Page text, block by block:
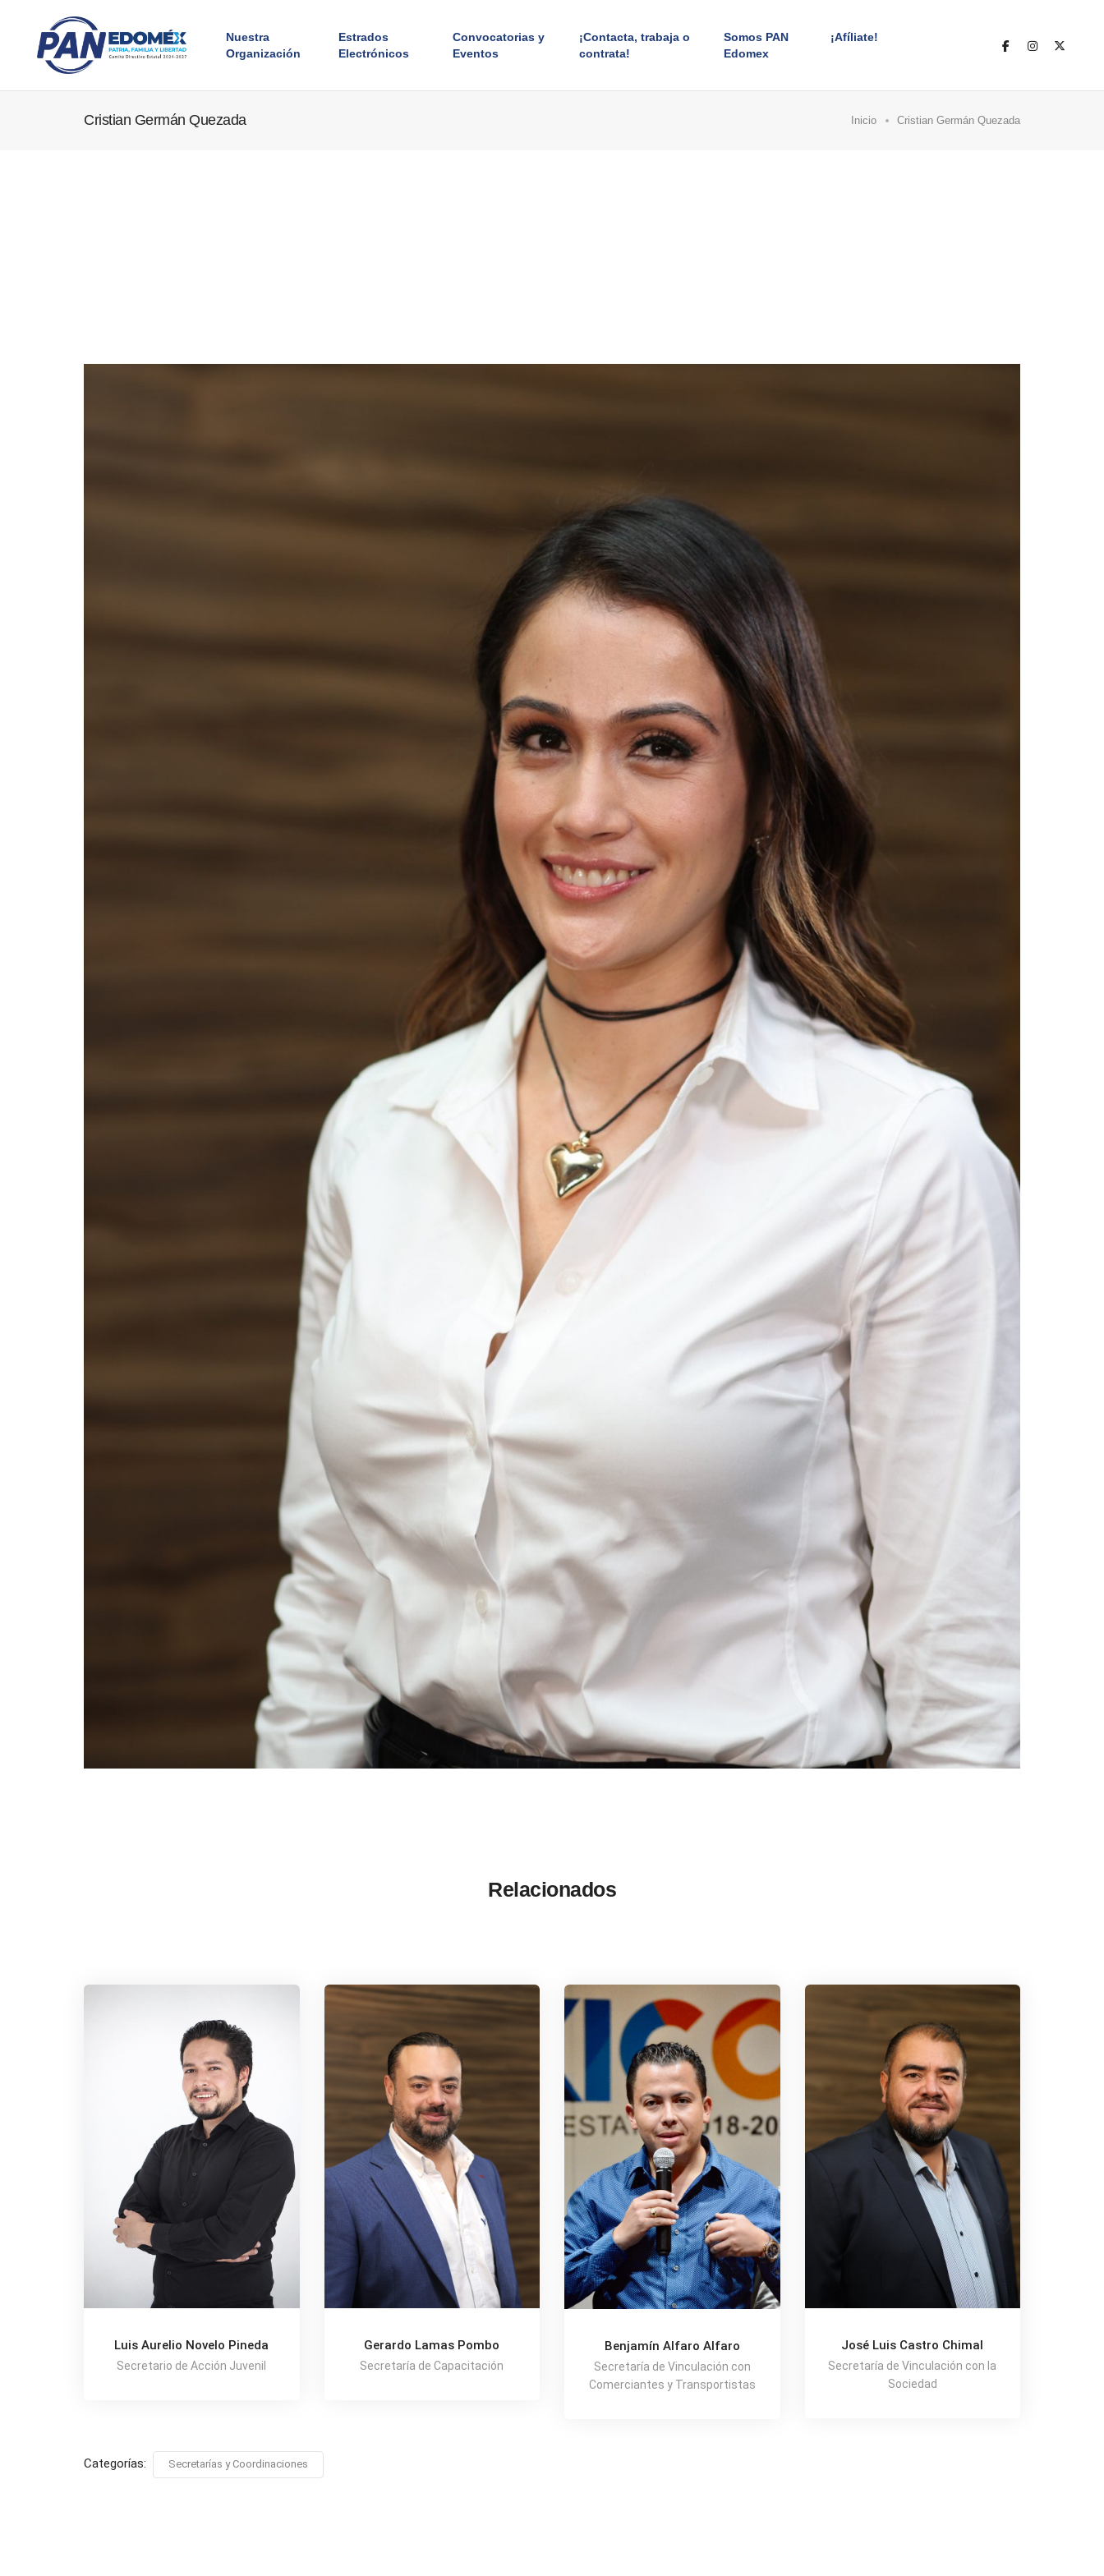
Nuestra
Organización
Estrados
Electrónicos
Convocatorias y
Eventos
¡Contacta, trabaja o
contrata!
Somos PAN
Edomex
¡Afíliate!
Cristian Germán Quezada Inicio Cristian Germán Quezada
Relacionados
Luis Aurelio Novelo Pineda
Secretario de Acción Juvenil
Gerardo Lamas Pombo
Secretaría de Capacitación
Benjamín Alfaro Alfaro
Secretaría de Vinculación con
Comerciantes y Transportistas
José Luis Castro Chimal
Secretaría de Vinculación con la
Sociedad
Categorías: Secretarías y Coordinaciones